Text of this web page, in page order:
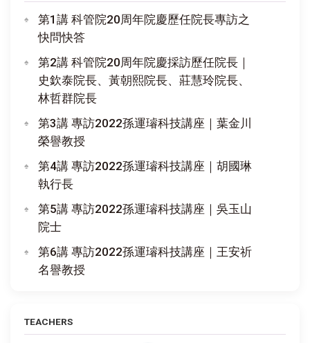
第1講 科管院20周年院慶歷任院長專訪之
快問快答
第2講 科管院20周年院慶採訪歷任院長｜
史欽泰院長、黃朝熙院長、莊慧玲院長、
林哲群院長
第3講 專訪2022孫運璿科技講座｜葉金川
榮譽教授
第4講 專訪2022孫運璿科技講座｜胡國琳
執行長
第5講 專訪2022孫運璿科技講座｜吳玉山
院士
第6講 專訪2022孫運璿科技講座｜王安祈
名譽教授
TEACHERS